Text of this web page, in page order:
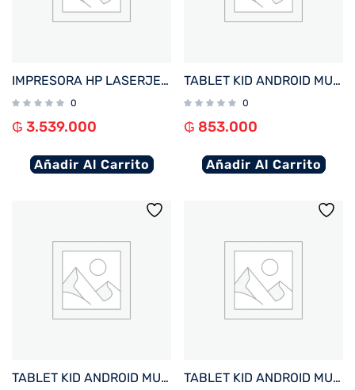
IMPRESORA HP LASERJET PRO 4203DW IMP/USB/RED/COLOR/BLUETOOTH/WIFI/220V
0
₲ 3.539.000
Añadir Al Carrito
TABLET KID ANDROID MULTILASER NB422 QC/64GB/4G/7″/ROSA PAW PATROL SKYE DISNEY
0
₲ 853.000
Añadir Al Carrito
TABLET KID ANDROID MULTILASER NB421 QC/64GB/4G/7″/AZUL PAW PATROL CHASE DISNEY TABLET KID ANDROID MULTILASER NB418 QC/64GB/4G/7″/ROSA PRINCESAS DISNEY